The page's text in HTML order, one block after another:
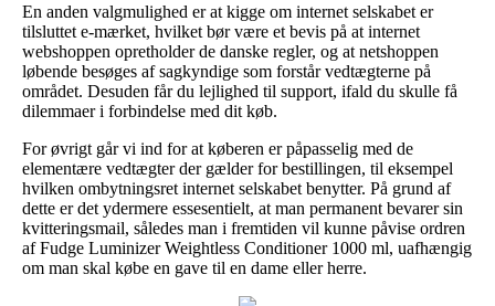
En anden valgmulighed er at kigge om internet selskabet er
tilsluttet e-mærket, hvilket bør være et bevis på at internet
webshoppen opretholder de danske regler, og at netshoppen
løbende besøges af sagkyndige som forstår vedtægterne på
området. Desuden får du lejlighed til support, ifald du skulle få
dilemmaer i forbindelse med dit køb.
For øvrigt går vi ind for at køberen er påpasselig med de
elementære vedtægter der gælder for bestillingen, til eksempel
hvilken ombytningsret internet selskabet benytter. På grund af
dette er det ydermere essesentielt, at man permanent bevarer sin
kvitteringsmail, således man i fremtiden vil kunne påvise ordren
af Fudge Luminizer Weightless Conditioner 1000 ml, uafhængig
om man skal købe en gave til en dame eller herre.